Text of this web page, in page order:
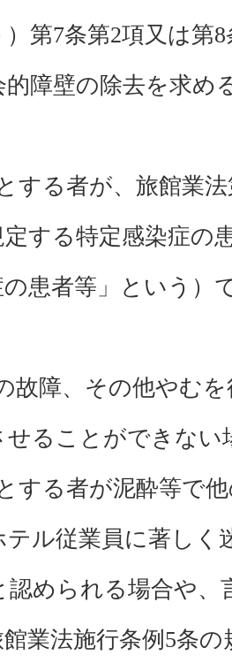
第7条第2項又は第
障壁の除去を求め
する者が、旅館業法
する特定感染症の
患者等」という）
故障、その他やむ
せることができない
する者が泥酔等で
ル従業員に著しく
認められる場合や、
業法施行条例5条の